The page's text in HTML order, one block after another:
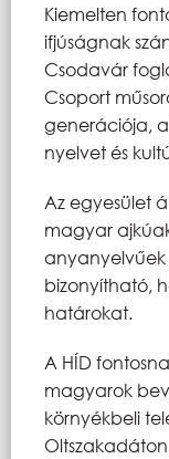
Kiemelten
ifjúságnak
Csodavár
Csoport
generációja,
nyelvet és
Az egyesület
magyar
anyanyelvűek
bizonyítható,
határokat.
A HÍD
magyarok
környékbeli